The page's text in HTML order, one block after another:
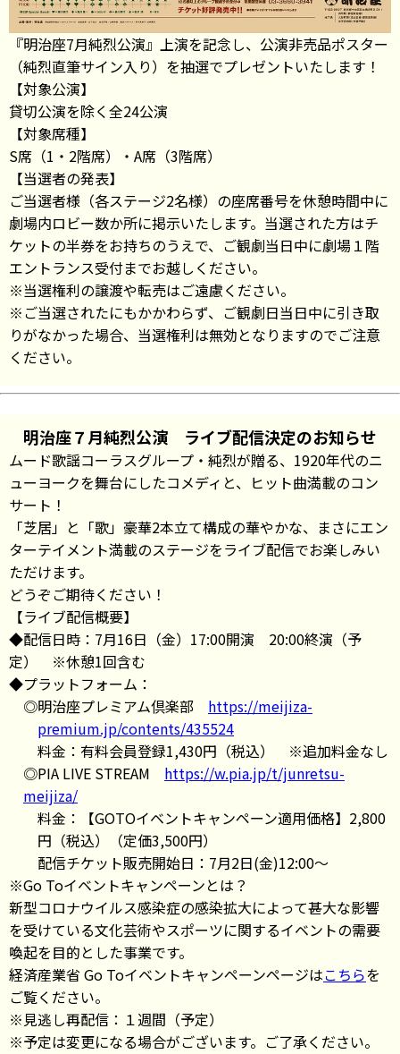
『明治座7月純烈公演』上演を記念し、公演非売品ポスター
（純烈直筆サイン入り）を抽選でプレゼントいたします！
【対象公演】
貸切公演を除く全24公演
【対象席種】
S席（1・2階席）・A席（3階席）
【当選者の発表】
ご当選者様（各ステージ2名様）の座席番号を休憩時間中に
劇場内ロビー数か所に掲示いたします。当選された方はチ
ケットの半券をお持ちのうえで、ご観劇当日中に劇場１階
エントランス受付までお越しください。
※当選権利の譲渡や転売はご遠慮ください。
※ご当選されたにもかかわらず、ご観劇日当日中に引き取
りがなかった場合、当選権利は無効となりますのでご注意
ください。
明治座７月純烈公演 ライブ配信決定のお知らせ
ムード歌謡コーラスグループ・純烈が贈る、1920年代のニ
ューヨークを舞台にしたコメディと、ヒット曲満載のコン
サート！
「芝居」と「歌」豪華2本立て構成の華やかな、まさにエン
ターテイメント満載のステージをライブ配信でお楽しみい
ただけます。
どうぞご期待ください！
【ライブ配信概要】
◆配信日時：7月16日（金）17:00開演 20:00終演（予
定） ※休憩1回含む
◆プラットフォーム：
◎明治座プレミアム倶楽部 https://meijiza-
premium.jp/contents/435524
料金：有料会員登録1,430円（税込） ※追加料金なし
◎PIA LIVE STREAM https://w.pia.jp/t/junretsu-
meijiza/
料金：【GOTOイベントキャンペーン適用価格】2,800
円（税込）（定価3,500円）
配信チケット販売開始日：7月2日(金)12:00～
※Go Toイベントキャンペーンとは？
新型コロナウイルス感染症の感染拡大によって甚大な影響
を受けている文化芸術やスポーツに関するイベントの需要
喚起を目的とした事業です。
経済産業省 Go Toイベントキャンペーンページはこちらを
ご覧ください。
※見逃し再配信：１週間（予定）
※予定は変更になる場合がございます。ご了承ください。